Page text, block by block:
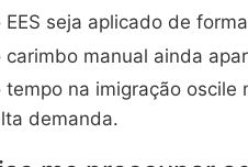
EES seja aplicado de
carimbo manual ainda
tempo na imigração
demanda.